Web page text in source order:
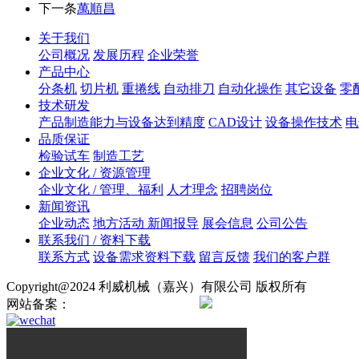
下一条萬順昌
关于我们
公司概况 发展历程 企业荣誉
产品中心
分条机 切片机 重捲线 自动排刀 自动化操作 其它设备 零
技术研发
产品制造能力与设备达到精度 CAD设计 设备操作技术
品质保证
检验试车 制造工艺
企业文化 / 资源管理
企业文化 / 管理、福利
人才理念 招聘岗位
新闻资讯
企业动态 地方活动 新闻报导 展会信息 公司公告
联系我们 / 资料下载
联系方式 设备需求资料下载 留言反馈 我们的客户群
Copyright@2024 利威机械（嘉兴）有限公司 版权所有
网站备案：